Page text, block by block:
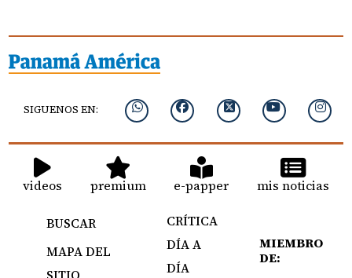
SIGUENOS EN:
videos premium e-papper mis noticias
BUSCAR
MAPA DEL
CRÍTICA
DÍA A
DÍA
MIEMBRO
DE: